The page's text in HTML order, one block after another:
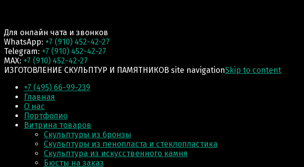
Для онлайн чата и звонков
WhatsApp: +7 (910) 452-42-27
Telegram: +7 (910) 452-42-27
MAX: +7 (910) 452-42-27
ИЗГОТОВЛЕНИЕ СКУЛЬПТУР И ПАМЯТНИКОВ site navigationSkip to content
+7 (495) 66-99-239
Главная
О нас
Портфолио
Витрина товаров
Скульптуры из бронзы
Скульптуры из пенопласта и стеклопластика
Скульптура из искусственного камня
Бюсты на заказ